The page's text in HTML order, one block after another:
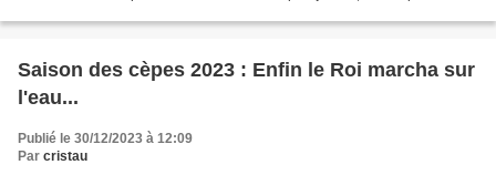
Saison des cèpes 2023 : Enfin le Roi marcha sur
l'eau...
Publié le 30/12/2023 à 12:09
Par cristau